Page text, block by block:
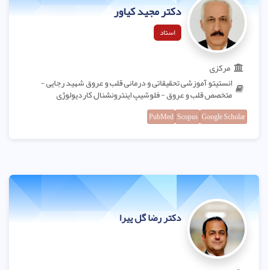
دکتر مجید کیاور
استاد
مرکزی
انستیتو آموزشی تحقیقاتی و درمانی قلب و عروق شهید رجایی -
متخصص قلب و عروق - فلوشیپ اینترونشنال کاردیولوژی
Google Scholar
Scopus
PubMed
دکتر رضا گل پیرا